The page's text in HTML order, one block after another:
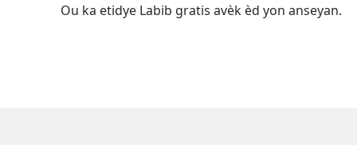
Ou ka etidye Labib gratis avèk èd yon anseyan.